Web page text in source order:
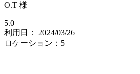
O.T 様
5.0
利用日： 2024/03/26
ロケーション：5
|